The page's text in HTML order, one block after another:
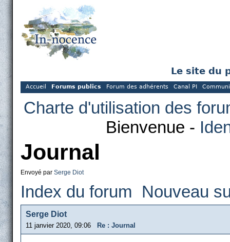
Le site du
Accueil Forums publics Forum des adhérents Canal PI
Charte d'utilisation des
Bienvenue -
Journal
Envoyé par Serge Diot
Index du forum Nouveau
Serge Diot
11 janvier 2020, 09:06 Re : Journal